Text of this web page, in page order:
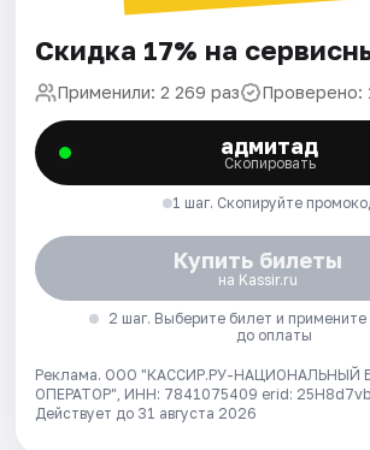
Скидка 17% на
Применили: 2 269 раз Проверено:
адмитад
Скопировать
1 шаг. Скопируйте
Купить билеты
на Kassir.ru
2 шаг. Выберите билет и
до оплаты
Реклама. ООО "КАССИР.РУ-НАЦИОНАЛЬНЫЙ
ОПЕРАТОР", ИНН: 7841075409 erid:
Действует до 31 августа 2026